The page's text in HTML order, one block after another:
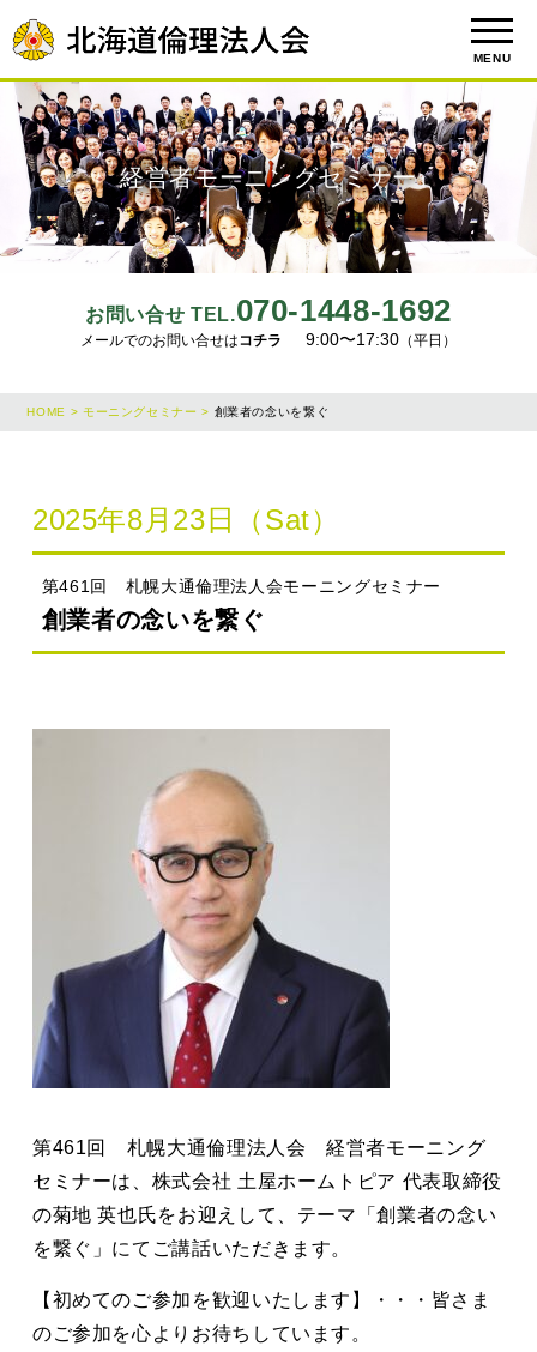
MENU
お問い合せ TEL.070-1448-1692
メールでのお問い合せはコチラ 9:00〜17:30 （平日）
経営者モーニングセミナー
HOME > モーニングセミナー > 創業者の念いを繋ぐ
2025年8月23日（Sat）
第461回 札幌大通倫理法人会モーニングセミナー
創業者の念いを繋ぐ
第461回 札幌大通倫理法人会 経営者モーニング
セミナーは、株式会社 土屋ホームトピア 代表取締役
の菊地 英也氏をお迎えして、テーマ「創業者の念い
を繋ぐ」にてご講話いただきます。
【初めてのご参加を歓迎いたします】・・・皆さま
のご参加を心よりお待ちしています。